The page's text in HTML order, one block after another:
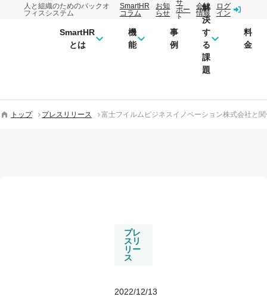
人と組織のためのバックオ
フィスシステム
SmartHR
コラム
お知
らせ
サ
ポー
ト
会社
情報
ログ
イン
SmartHR
とは
機
能
事
例
解
決
す
る
課
題
料
金
トップ プレスリリース 富士フイルムビジネスイノベーション株式会社と
プレ
スリ
リー
ス
2022/12/13